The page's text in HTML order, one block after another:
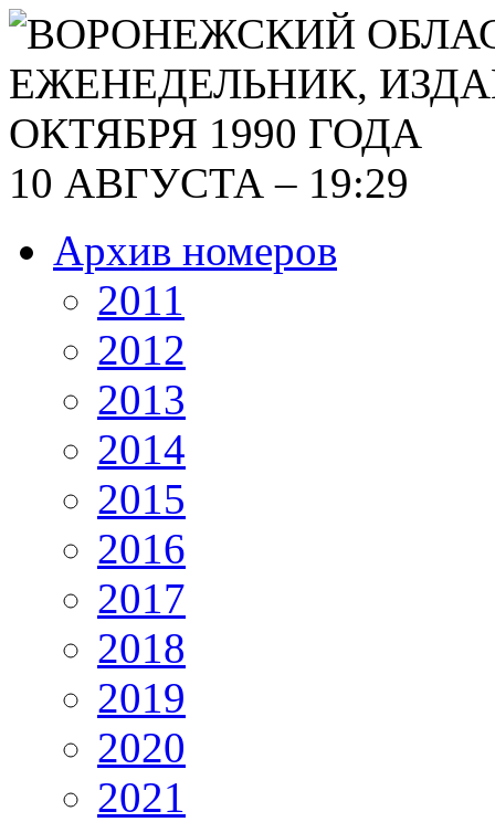
10 АВГУСТА – 19:29
Архив номеров
2011
2012
2013
2014
2015
2016
2017
2018
2019
2020
2021